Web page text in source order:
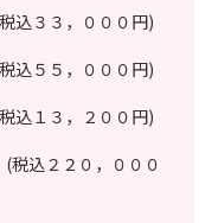
込３３，０００円)
込５５，０００円)
込１３，２００円)
(税込２２０，０００